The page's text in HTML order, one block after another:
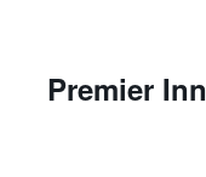
المزايا ووسائل الراحة في Premier Inn